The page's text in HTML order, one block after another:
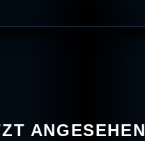
ANGESEHEN